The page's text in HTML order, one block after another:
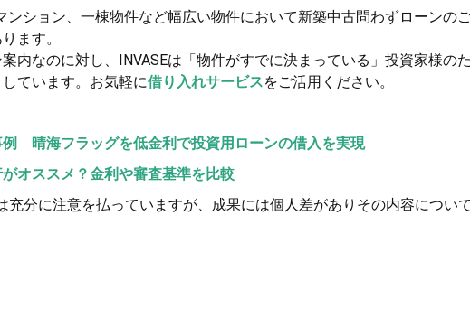
ンション、一棟物件など幅広い物件において新築中古問わずローンの
ます。
内なのに対し、INVASEは「物件がすでに決まっている」投資家様の
ています。お気軽に借り入れサービスをご活用ください。
晴海フラッグを低金利で投資用ローンの借入を実現
オススメ？金利や審査基準を比較
充分に注意を払っていますが、成果には個人差がありその内容につい